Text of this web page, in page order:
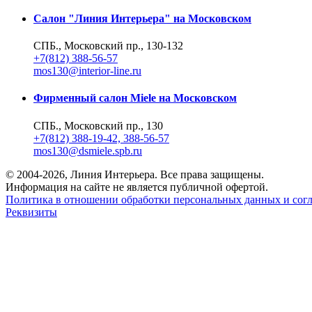
Салон "Линия Интерьера" на Московском
СПБ., Московский пр., 130-132
+7(812) 388-56-57
mos130@interior-line.ru
Фирменный салон Miele на Московском
СПБ., Московский пр., 130
+7(812) 388-19-42, 388-56-57
mos130@dsmiele.spb.ru
© 2004-2026, Линия Интерьера. Все права защищены.
Информация на сайте не является публичной офертой.
Политика в отношении обработки персональных данных и
Реквизиты